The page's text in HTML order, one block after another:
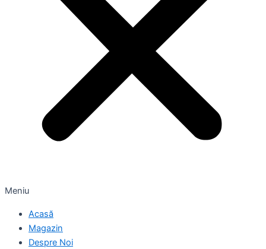
Meniu
Acasă
Magazin
Despre Noi